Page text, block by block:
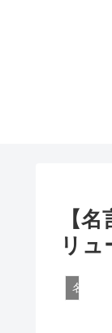
【
リュ
名言・